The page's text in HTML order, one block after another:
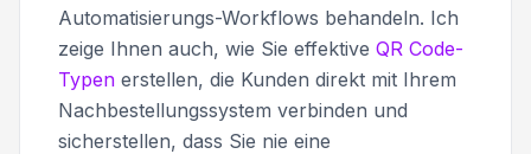
Automatisierungs-Workflows behandeln. Ich
zeige Ihnen auch, wie Sie effektive QR Code-
Typen erstellen, die Kunden direkt mit Ihrem
Nachbestellungssystem verbinden und
sicherstellen, dass Sie nie eine